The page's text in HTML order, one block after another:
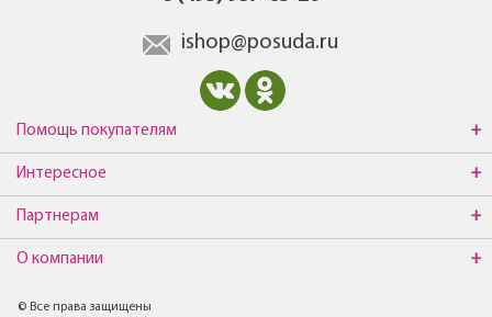
ishop@posuda.ru
Помощь покупателям
Интересное
Партнерам
О компании
© Все права защищены